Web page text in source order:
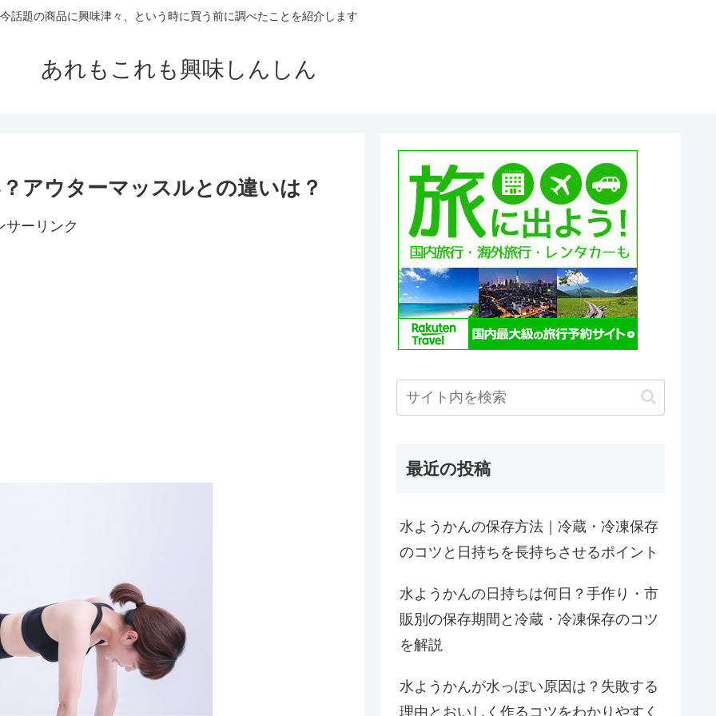
今話題の商品に興味津々、という時に買う前に調べたことを紹介します
あれもこれも興味しんしん
アウターマッスルとの違いは？
サーリンク
最近の投稿
水ようかんの保存方法｜冷蔵・冷凍保存
のコツと日持ちを長持ちさせるポイント
水ようかんの日持ちは何日？手作り・市
販別の保存期間と冷蔵・冷凍保存のコツ
を解説
水ようかんが水っぽい原因は？失敗する
理由とおいしく作るコツをわかりやすく